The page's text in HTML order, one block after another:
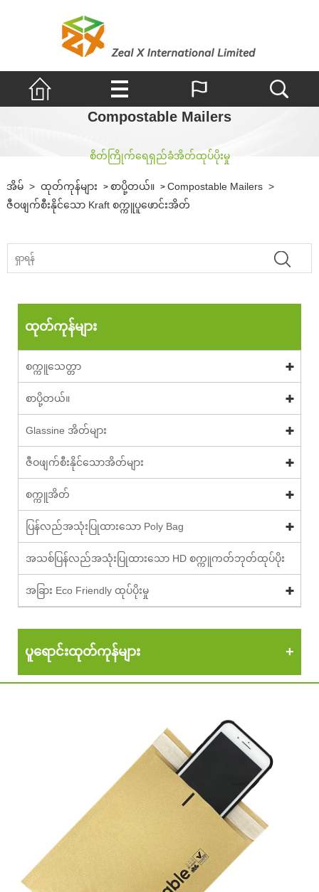
Compostable Mailers
စိတ်ကြိုက်ရေရှည်ခံအိတ်ထုပ်ပိုးမှု
အိမ် > ထုတ်ကုန်များ > စာပို့တယ်။ > Compostable Mailers >
ဇီဝဖျက်စီးနိုင်သော Kraft စက္ကူပူဖောင်းအိတ်
ထုတ်ကုန်များ
စက္ကူသေတ္တာ
စာပို့တယ်။
Glassine အိတ်များ
ဇီဝဖျက်စီးနိုင်သောအိတ်များ
စက္ကူအိတ်
ပြန်လည်အသုံးပြုထားသော Poly Bag
အသစ်ပြန်လည်အသုံးပြုထားသော HD စက္ကူကတ်ဘုတ်ထုပ်ပိုး
အခြား Eco Friendly ထုပ်ပိုးမှု
ပူရောင်းထုတ်ကုန်များ